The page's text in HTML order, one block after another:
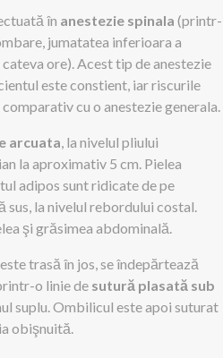
în anestezie spinala (printr-
jumatatea inferioara a
ore). Acest tip de anestezie
este constient, iar riscurile
cu o anestezie generala.
arcuata, la nivelul pliului
la aproximativ 5 cm. Pielea
adipos sunt ridicate de pe
sus, la nivelul rebordului costal.
şi grăsimea abdominală.
trasă în jos, se îndepărtează
o linie de sutură plasată sub
suplu. Ombilicul este apoi suturat
obişnuită.